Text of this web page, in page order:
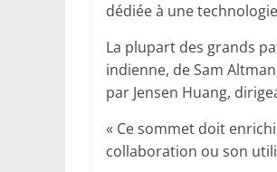
dédiée à une
La plupart des grands
indienne, de Sam
par Jensen Huang,
« Ce sommet doit
collaboration ou son